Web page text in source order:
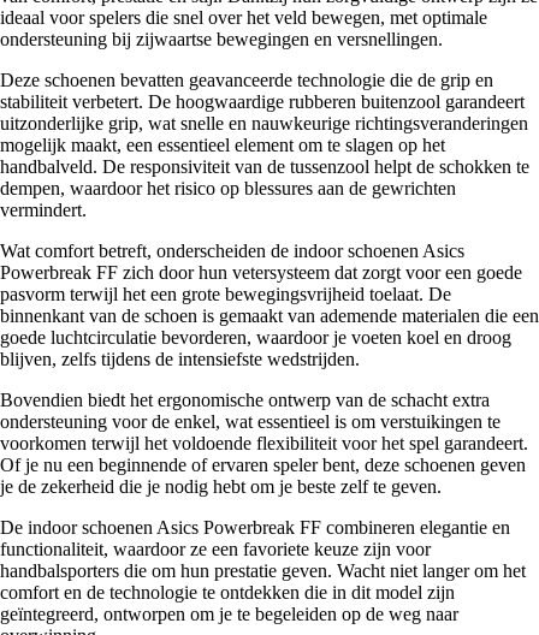
ideaal voor spelers die snel over het veld bewegen, met optimale
ondersteuning bij zijwaartse bewegingen en versnellingen.
Deze schoenen bevatten geavanceerde technologie die de grip en
stabiliteit verbetert. De hoogwaardige rubberen buitenzool garandeert
uitzonderlijke grip, wat snelle en nauwkeurige richtingsveranderingen
mogelijk maakt, een essentieel element om te slagen op het
handbalveld. De responsiviteit van de tussenzool helpt de schokken te
dempen, waardoor het risico op blessures aan de gewrichten
vermindert.
Wat comfort betreft, onderscheiden de indoor schoenen Asics
Powerbreak FF zich door hun vetersysteem dat zorgt voor een goede
pasvorm terwijl het een grote bewegingsvrijheid toelaat. De
binnenkant van de schoen is gemaakt van ademende materialen die een
goede luchtcirculatie bevorderen, waardoor je voeten koel en droog
blijven, zelfs tijdens de intensiefste wedstrijden.
Bovendien biedt het ergonomische ontwerp van de schacht extra
ondersteuning voor de enkel, wat essentieel is om verstuikingen te
voorkomen terwijl het voldoende flexibiliteit voor het spel garandeert.
Of je nu een beginnende of ervaren speler bent, deze schoenen geven
je de zekerheid die je nodig hebt om je beste zelf te geven.
De indoor schoenen Asics Powerbreak FF combineren elegantie en
functionaliteit, waardoor ze een favoriete keuze zijn voor
handbalsporters die om hun prestatie geven. Wacht niet langer om het
comfort en de technologie te ontdekken die in dit model zijn
geïntegreerd, ontworpen om je te begeleiden op de weg naar